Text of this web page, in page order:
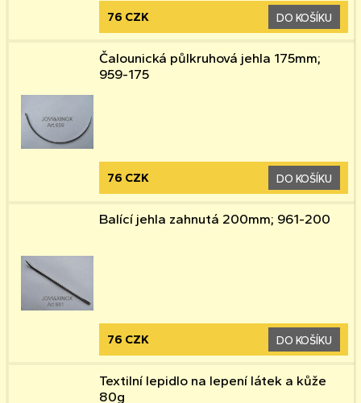
76 CZK DO KOŠÍKU
Čalounická půlkruhová jehla 175mm;
959-175
76 CZK DO KOŠÍKU
Balící jehla zahnutá 200mm; 961-200
76 CZK DO KOŠÍKU
Textilní lepidlo na lepení látek a kůže
80g